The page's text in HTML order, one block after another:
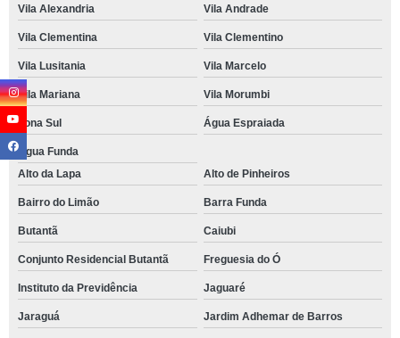
Vila Alexandria Vila Andrade
Vila Clementina Vila Clementino
Vila Lusitania Vila Marcelo
Vila Mariana Vila Morumbi
Zona Sul Água Espraiada
Água Funda
Alto da Lapa
Alto de Pinheiros
Bairro do Limão Barra Funda
Butantã Caiubi
Conjunto Residencial Butantã Freguesia do Ó
Instituto da Previdência Jaguaré
Jaraguá Jardim Adhemar de Barros